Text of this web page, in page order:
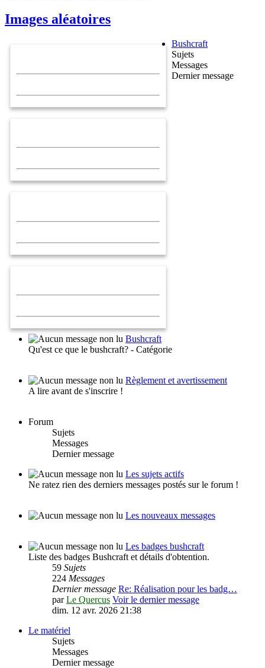
Images aléatoires
Bushcraft
Sujets
Messages
Dernier message
Bushcraft
Qu'est ce que le bushcraft? - Catégorie
Règlement et avertissement
A lire avant de s'inscrire !
Forum
Sujets
Messages
Dernier message
Les sujets actifs
Ne ratez rien des derniers messages postés sur le forum !
Les nouveaux messages
Les badges bushcraft
Liste des badges Bushcraft et détails d'obtention.
59 Sujets
224 Messages
Dernier message Re: Réalisation pour les badg…
parLe Quercus Voir le dernier message
dim. 12 avr. 2026 21:38
Le matériel
Sujets
Messages
Dernier message